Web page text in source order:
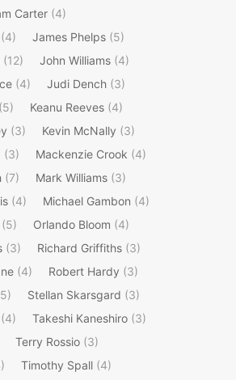
Carter (4)
(4) James Phelps (5)
(12) John Williams (4)
(4) Judi Dench (3)
(5) Keanu Reeves (4)
(3) Kevin McNally (3)
(3) Mackenzie Crook (4)
(7) Mark Williams (3)
(4) Michael Gambon (4)
(5) Orlando Bloom (4)
(3) Richard Griffiths (3)
(4) Robert Hardy (3)
Stellan Skarsgard (3)
(4) Takeshi Kaneshiro (3)
Terry Rossio (3)
Timothy Spall (4)